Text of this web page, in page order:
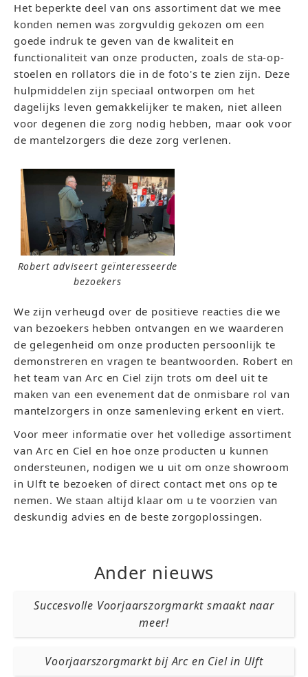
Het beperkte deel van ons assortiment dat we mee
konden nemen was zorgvuldig gekozen om een
goede indruk te geven van de kwaliteit en
functionaliteit van onze producten, zoals de sta-op-
stoelen en rollators die in de foto's te zien zijn. Deze
hulpmiddelen zijn speciaal ontworpen om het
dagelijks leven gemakkelijker te maken, niet alleen
voor degenen die zorg nodig hebben, maar ook voor
de mantelzorgers die deze zorg verlenen.
Robert adviseert geïnteresseerde
bezoekers
We zijn verheugd over de positieve reacties die we
van bezoekers hebben ontvangen en we waarderen
de gelegenheid om onze producten persoonlijk te
demonstreren en vragen te beantwoorden. Robert en
het team van Arc en Ciel zijn trots om deel uit te
maken van een evenement dat de onmisbare rol van
mantelzorgers in onze samenleving erkent en viert.
Voor meer informatie over het volledige assortiment
van Arc en Ciel en hoe onze producten u kunnen
ondersteunen, nodigen we u uit om onze showroom
in Ulft te bezoeken of direct contact met ons op te
nemen. We staan altijd klaar om u te voorzien van
deskundig advies en de beste zorgoplossingen.
Ander nieuws
Succesvolle Voorjaarszorgmarkt smaakt naar
meer!
Voorjaarszorgmarkt bij Arc en Ciel in Ulft